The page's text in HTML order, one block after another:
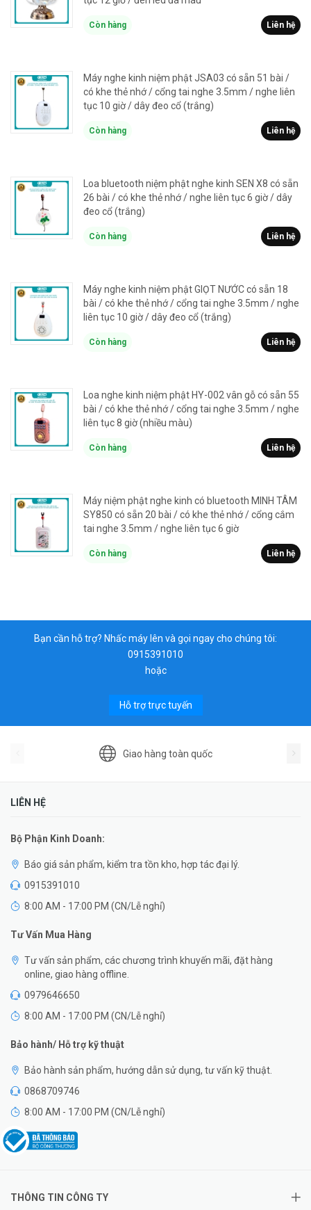
Còn hàng Liên hệ
Máy nghe kinh niệm phật JSA03 có sẵn 51 bài /
có khe thẻ nhớ / cổng tai nghe 3.5mm / nghe liên
tục 10 giờ / dây đeo cổ (trắng)
Còn hàng Liên hệ
Loa bluetooth niệm phật nghe kinh SEN X8 có sẵn
26 bài / có khe thẻ nhớ / nghe liên tục 6 giờ / dây
đeo cổ (trắng)
Còn hàng Liên hệ
Máy nghe kinh niệm phật GIỌT NƯỚC có sẵn 18
bài / có khe thẻ nhớ / cổng tai nghe 3.5mm / nghe
liên tục 10 giờ / dây đeo cổ (trắng)
Còn hàng Liên hệ
Loa nghe kinh niệm phật HY-002 vân gỗ có sẵn 55
bài / có khe thẻ nhớ / cổng tai nghe 3.5mm / nghe
liên tục 8 giờ (nhiều màu)
Còn hàng Liên hệ
Máy niệm phật nghe kinh có bluetooth MINH TÂM
SY850 có sẵn 20 bài / có khe thẻ nhớ / cổng cắm
tai nghe 3.5mm / nghe liên tục 6 giờ
Còn hàng Liên hệ
Bạn cần hỗ trợ? Nhấc máy lên và gọi ngay cho chúng tôi:
0915391010
hoặc
Hỗ trợ trực tuyến
Giao hàng toàn quốc
LIÊN HỆ
Bộ Phận Kinh Doanh:
Báo giá sản phẩm, kiểm tra tồn kho, hợp tác đại lý.
0915391010
8:00 AM - 17:00 PM (CN/Lễ nghỉ)
Tư Vấn Mua Hàng
Tư vấn sản phẩm, các chương trình khuyến mãi, đặt hàng
online, giao hàng offline.
0979646650
8:00 AM - 17:00 PM (CN/Lễ nghỉ)
Bảo hành/ Hỗ trợ kỹ thuật
Bảo hành sản phẩm, hướng dẫn sử dụng, tư vấn kỹ thuật.
0868709746
8:00 AM - 17:00 PM (CN/Lễ nghỉ)
THÔNG TIN CÔNG TY